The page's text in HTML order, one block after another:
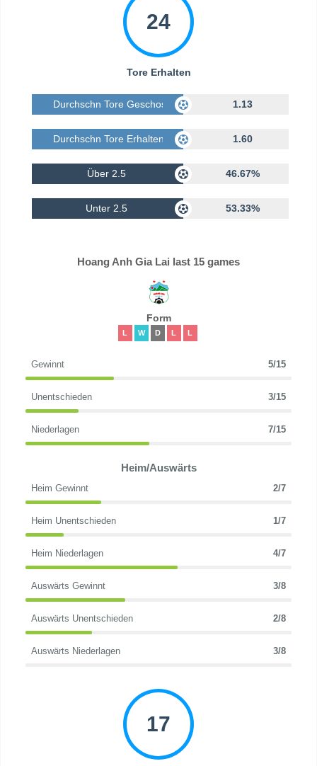
24
Tore Erhalten
Durchschn Tore Geschossen 1.13
Durchschn Tore Erhalten 1.60
Über 2.5 46.67%
Unter 2.5 53.33%
Hoang Anh Gia Lai last 15 games
Form
L W D L L
Gewinnt 5/15
Unentschieden 3/15
Niederlagen 7/15
Heim/Auswärts
Heim Gewinnt 2/7
Heim Unentschieden 1/7
Heim Niederlagen 4/7
Auswärts Gewinnt 3/8
Auswärts Unentschieden 2/8
Auswärts Niederlagen 3/8
17